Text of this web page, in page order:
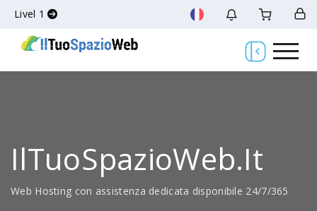
Livel 1
IlTuoSpazioWeb.it
Web Hosting con assistenza dedicata disponibile 24/7/365